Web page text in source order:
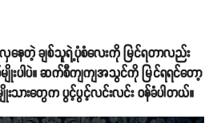
လှနေတဲ့ ချစ်သူရဲ့ပုံစံလေးကို မြင်ရတာလည်း
ါပဲ။ ဆက်စီကျကျအသွင်ကို မြင်ရရင်တော့
သားတွေက ပွင့်ပွင့်လင်းလင်း ဝန်ခံပါတယ်။